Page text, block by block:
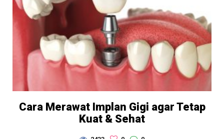
Cara Merawat Implan Gigi agar Tetap
Kuat & Sehat